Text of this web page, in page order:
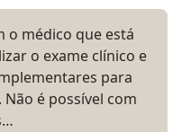
o médico que está
o exame clínico e
para
é possível com